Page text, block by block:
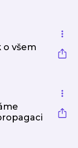
o všem